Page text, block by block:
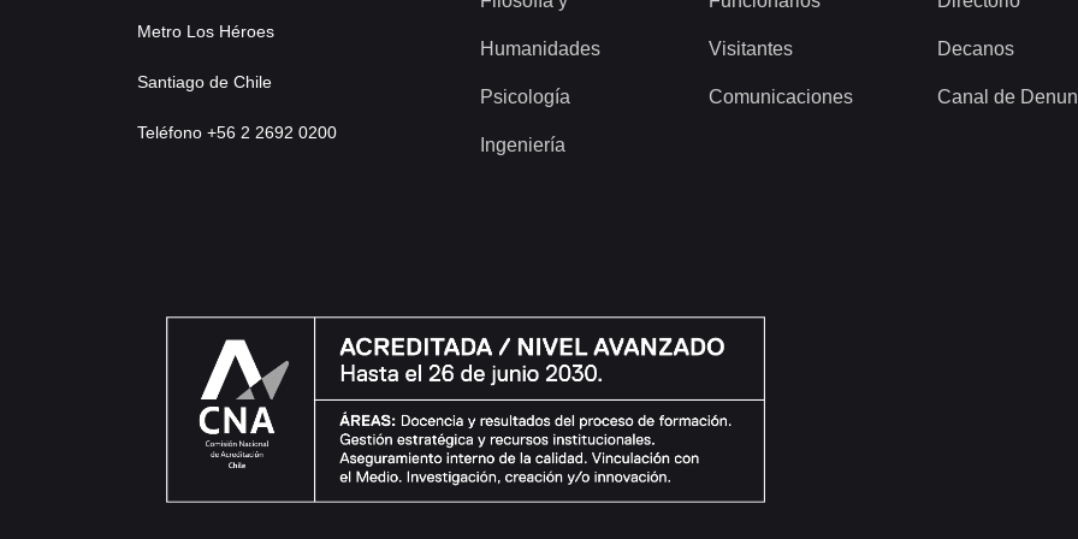
Metro Los Héroes
Santiago de Chile
Teléfono +56 2 2692 0200
Humanidades
Psicología
Ingeniería
Visitantes
Comunicaciones
Decanos
Canal de